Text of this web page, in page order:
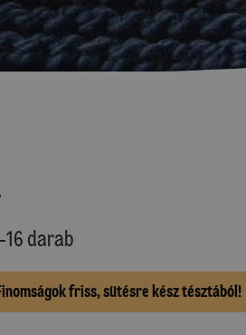
16 darab
friss, sütésre kész tésztából!